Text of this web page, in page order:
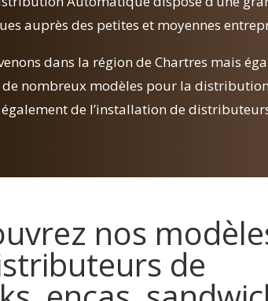
auprès des petites et moyennes
dans la région de Chartres mais
nombreux modèles pour la
également de l’installation de
nos
de